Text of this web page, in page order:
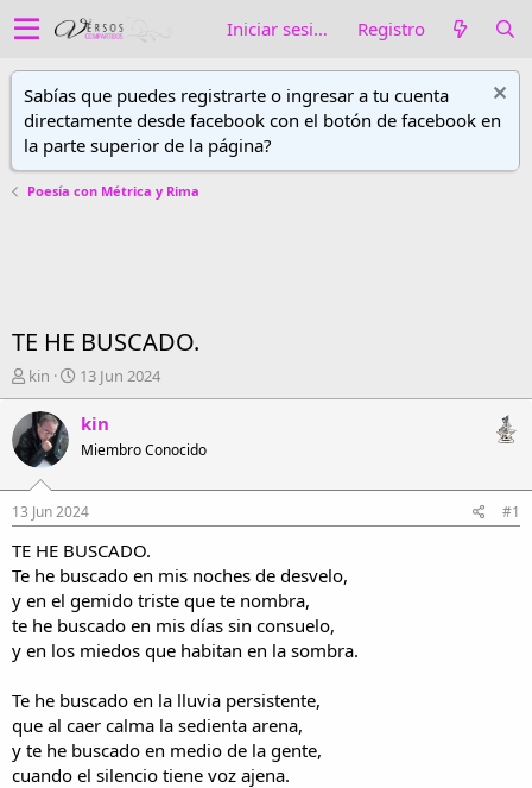
Iniciar sesión Registro
Sabías que puedes registrarte o ingresar a tu cuenta
directamente desde facebook con el botón de facebook en
la parte superior de la página?
Poesía con Métrica y Rima
TE HE BUSCADO.
A
u
t
o
r
d
e
h
i
o
kin
F
e
c
a
e
i
n
c
i
o
13 Jun 2024
kin
Miembro Conocido
13 Jun 2024 #1
TE HE BUSCADO.
Te he buscado en mis noches de desvelo,
y en el gemido triste que te nombra,
te he buscado en mis días sin consuelo,
y en los miedos que habitan en la sombra.
Te he buscado en la lluvia persistente,
que al caer calma la sedienta arena,
y te he buscado en medio de la gente,
cuando el silencio tiene voz ajena.